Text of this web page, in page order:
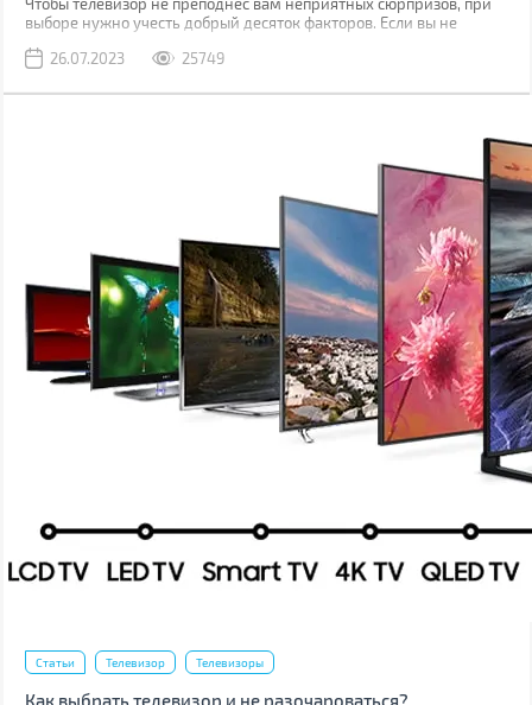
выборе нужно учесть добрый десяток факторов. Если вы не
ознакомьтесь с данным рейтингом.
26.07.2023 25749
Статьи Телевизор Телевизоры
Как выбрать телевизор и не разочароваться?